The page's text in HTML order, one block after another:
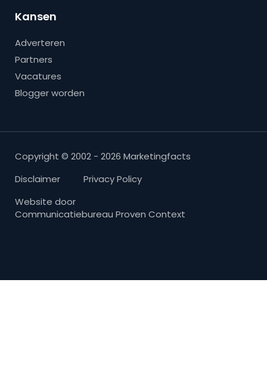
Kansen
Adverteren
Partners
Vacatures
Blogger worden
Copyright © 2002 - 2026 Marketingfacts
Disclaimer
Privacy Policy
Website door
Communicatiebureau Proven Context